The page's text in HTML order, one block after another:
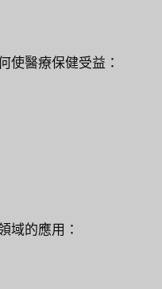
使醫療保健受益：
域的應用：